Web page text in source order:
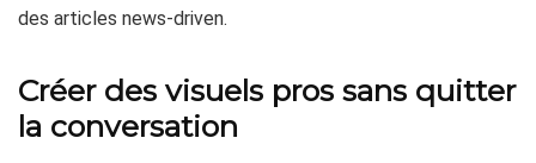
des articles news‑driven.
Créer des visuels pros sans quitter
la conversation